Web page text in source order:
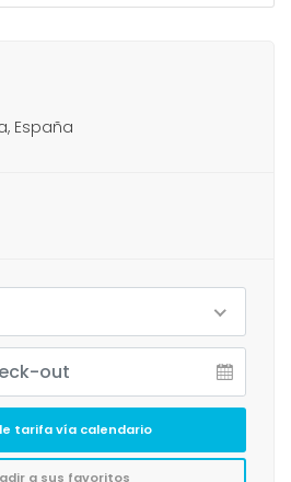
España
tarifa vía calendario
a sus favoritos